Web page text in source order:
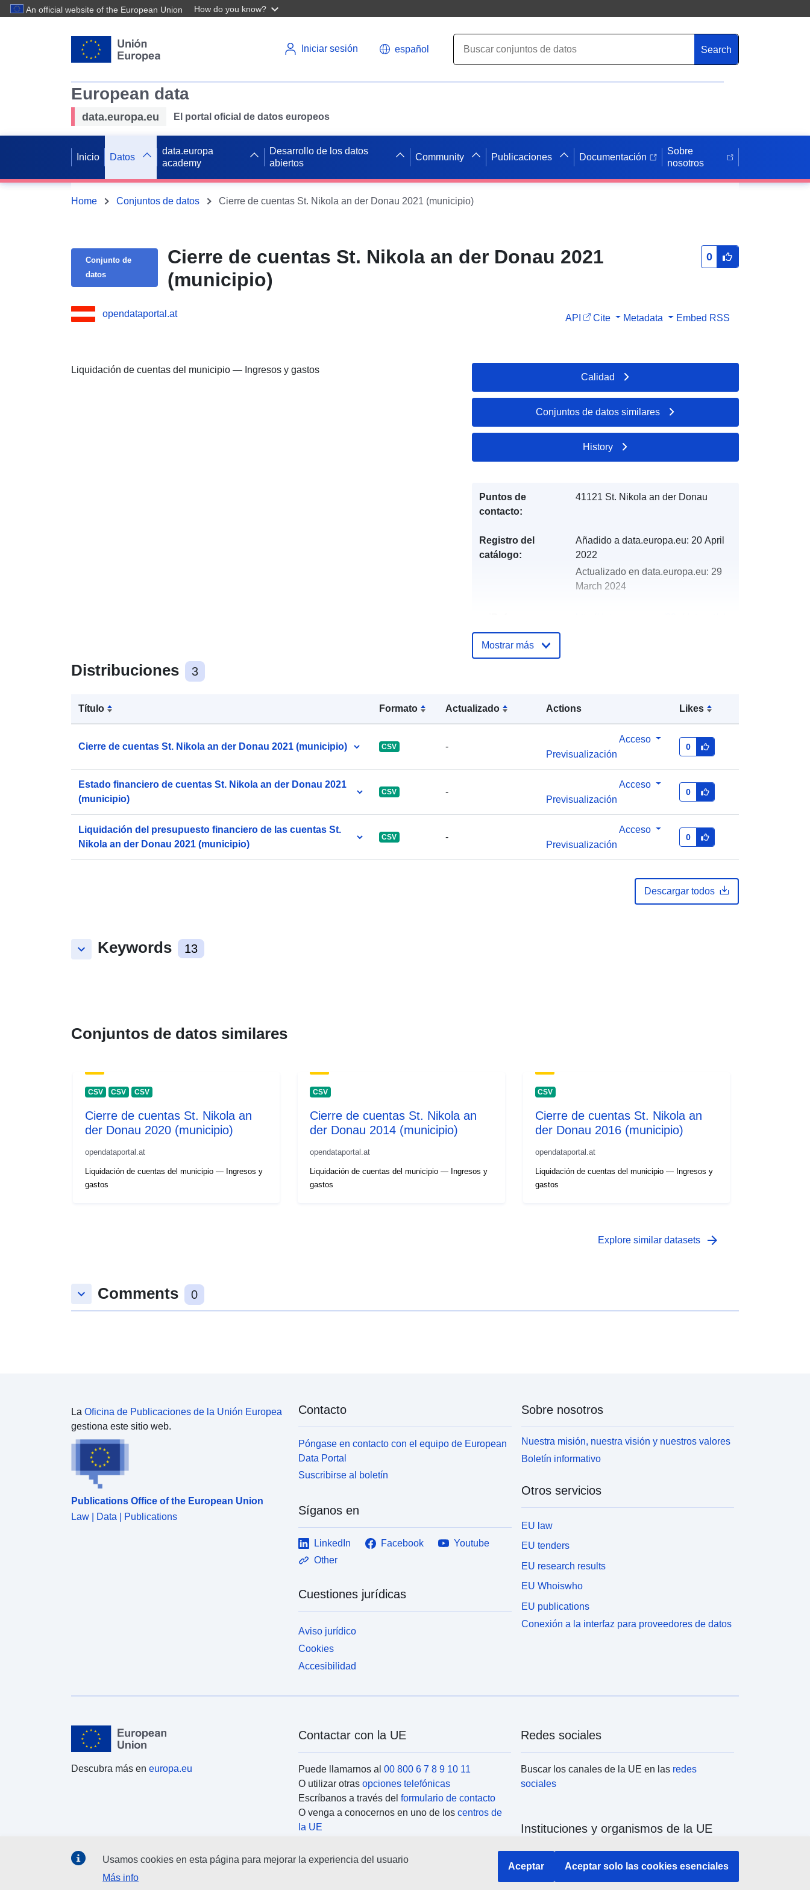
An official website of the European Union How do you know?
Iniciar sesión español Search
European data
data.europa.eu El portal oficial de datos europeos
Inicio Datos
data.europa
academy
Desarrollo de los datos
abiertos
Community Publicaciones Documentación
Sobre
nosotros
Home Conjuntos de datos Cierre de cuentas St. Nikola an der Donau 2021 (municipio)
Conjunto de
datos
Cierre de cuentas St. Nikola an der Donau 2021
(municipio)
0
opendataportal.at API Cite Metadata Embed RSS
Liquidación de cuentas del municipio — Ingresos y gastos
Distribuciones 3
Título Formato Actualizado Actions Likes
Cierre de cuentas St. Nikola an der Donau 2021 (municipio) CSV -
Acceso
Previsualización
0
Estado financiero de cuentas St. Nikola an der Donau 2021
(municipio)
CSV -
Acceso
Previsualización
0
Liquidación del presupuesto financiero de las cuentas St.
Nikola an der Donau 2021 (municipio)
CSV -
Acceso
Previsualización
0
Descargar todos
keyboard_arrow_down Keywords 13
Calidad
Conjuntos de datos similares
History
Puntos de
contacto:
41121 St. Nikola an der Donau
Registro del
catálogo:
Añadido a data.europa.eu: 20 April
2022
Actualizado en data.europa.eu: 29
March 2024
Mostrar más
Conjuntos de datos similares
CSV CSV CSV
Cierre de cuentas St. Nikola an
der Donau 2020 (municipio)
opendataportal.at
Liquidación de cuentas del municipio — Ingresos y
gastos
CSV
Cierre de cuentas St. Nikola an
der Donau 2014 (municipio)
opendataportal.at
Liquidación de cuentas del municipio — Ingresos y
gastos
CSV
Cierre de cuentas St. Nikola an
der Donau 2016 (municipio)
opendataportal.at
Liquidación de cuentas del municipio — Ingresos y
gastos
Explore similar datasets arrow_forward
keyboard_arrow_down Comments 0
La Oficina de Publicaciones de la Unión Europea
gestiona este sitio web.
Publications Office of the European Union
Law | Data | Publications
Contacto
Póngase en contacto con el equipo de European
Data Portal
Suscribirse al boletín
Síganos en
LinkedIn Facebook
Youtube
Other
Cuestiones jurídicas
Aviso jurídico
Cookies
Accesibilidad
Sobre nosotros
Nuestra misión, nuestra visión y nuestros valores
Boletín informativo
Otros servicios
EU law
EU tenders
EU research results
EU Whoiswho
EU publications
Conexión a la interfaz para proveedores de datos
Descubra más en europa.eu
Contactar con la UE
Puede llamarnos al 00 800 6 7 8 9 10 11
O utilizar otras opciones telefónicas
Escríbanos a través del formulario de contacto
O venga a conocernos en uno de los centros de
la UE
Redes sociales
Buscar los canales de la UE en las redes
sociales
Instituciones y organismos de la UE
Buscar todas las instituciones y órganos de la UE
Usamos cookies en esta página para mejorar la experiencia del usuario
Más info
Aceptar Aceptar solo las cookies esenciales